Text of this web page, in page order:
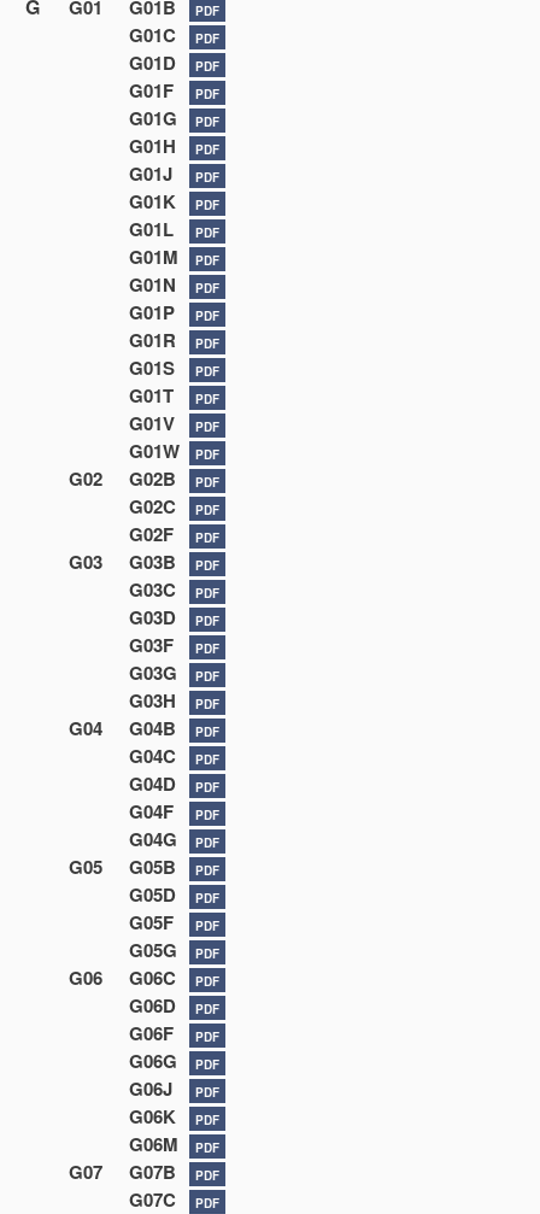
G G01 G01B PDF
G01C PDF
G01D PDF
G01F PDF
G01G PDF
G01H PDF
G01J PDF
G01K PDF
G01L PDF
G01M PDF
G01N PDF
G01P PDF
G01R PDF
G01S PDF
G01T PDF
G01V PDF
G01W PDF
G02 G02B PDF
G02C PDF
G02F PDF
G03 G03B PDF
G03C PDF
G03D PDF
G03F PDF
G03G PDF
G03H PDF
G04 G04B PDF
G04C PDF
G04D PDF
G04F PDF
G04G PDF
G05 G05B PDF
G05D PDF
G05F PDF
G05G PDF
G06 G06C PDF
G06D PDF
G06F PDF
G06G PDF
G06J PDF
G06K PDF
G06M PDF
G07 G07B PDF
G07C PDF